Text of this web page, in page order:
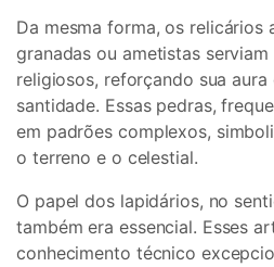
Da mesma forma, os relicários
granadas ou ametistas
religiosos, reforçando sua
santidade. Essas pedras,
em padrões complexos,
o terreno e o celestial.
O papel dos lapidários, no
também era essencial. Esses
conhecimento técnico